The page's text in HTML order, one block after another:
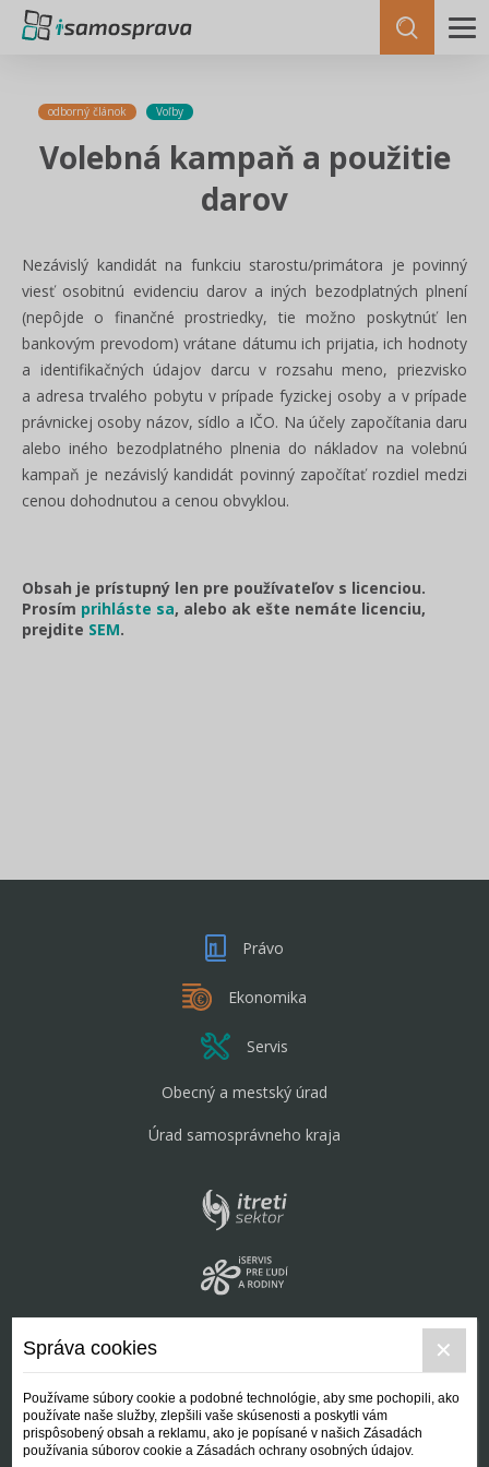
odborný článok Voľby
Volebná kampaň a použitie
darov
Nezávislý kandidát na funkciu starostu/primátora je povinný
viesť osobitnú evidenciu darov a iných bezodplatných plnení
(nepôjde o finančné prostriedky, tie možno poskytnúť len
bankovým prevodom) vrátane dátumu ich prijatia, ich hodnoty
a identifikačných údajov darcu v rozsahu meno, priezvisko
a adresa trvalého pobytu v prípade fyzickej osoby a v prípade
právnickej osoby názov, sídlo a IČO. Na účely započítania daru
alebo iného bezodplatného plnenia do nákladov na volebnú
kampaň je nezávislý kandidát povinný započítať rozdiel medzi
cenou dohodnutou a cenou obvyklou.
Obsah je prístupný len pre používateľov s licenciou.
Prosím prihláste sa, alebo ak ešte nemáte licenciu,
prejdite SEM.
Právo
Ekonomika
Servis
Obecný a mestský úrad
Úrad samosprávneho kraja
Správa cookies
Používame súbory cookie a podobné technológie, aby sme pochopili, ako
používate naše služby, zlepšili vaše skúsenosti a poskytli vám
prispôsobený obsah a reklamu, ako je popísané v našich Zásadách
používania súborov cookie a Zásadách ochrany osobných údajov.